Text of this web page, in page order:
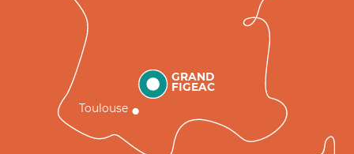
GRAND
FIGEAC
Toulouse